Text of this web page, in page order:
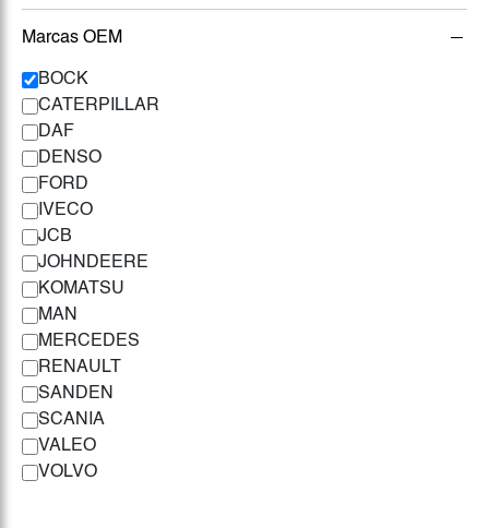
Marcas OEM
BOCK
CATERPILLAR
DAF
DENSO
FORD
IVECO
JCB
JOHNDEERE
KOMATSU
MAN
MERCEDES
RENAULT
SANDEN
SCANIA
VALEO
VOLVO